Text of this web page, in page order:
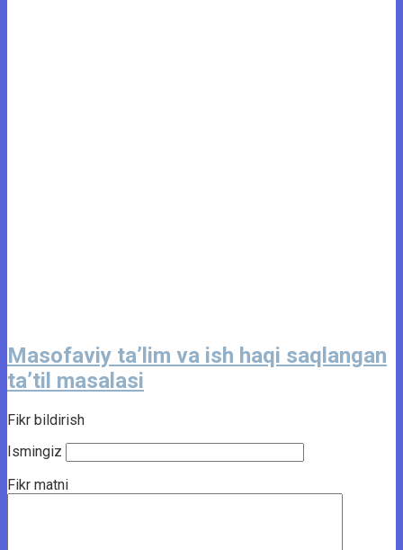
Masofaviy ta’lim va ish haqi saqlangan
ta’til masalasi
Fikr bildirish
Ismingiz
Fikr matni